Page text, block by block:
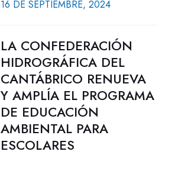
16 DE SEPTIEMBRE, 2024
LA CONFEDERACIÓN
HIDROGRÁFICA DEL
CANTÁBRICO RENUEVA
Y AMPLÍA EL PROGRAMA
DE EDUCACIÓN
AMBIENTAL PARA
ESCOLARES